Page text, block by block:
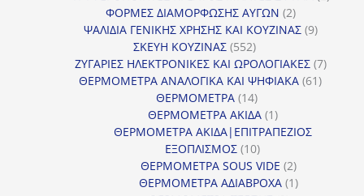
ΦΟΡΜΕΣ ΔΙΑΜΟΡΦΩΣΗΣ ΑΥΓΩΝ 22
προϊόντα
ΨΑΛΙΔΙΑ ΓΕΝΙΚΗΣ ΧΡΗΣΗΣ ΚΑΙ ΚΟΥΖΙΝΑΣ 99
ΣΚΕΥΗ ΚΟΥΖΙΝΑΣ 552552
προϊόντα
ΖΥΓΑΡΙΕΣ ΗΛΕΚΤΡΟΝΙΚΕΣ ΚΑΙ ΩΡΟΛΟΓΙΑΚΕΣ 77
ΘΕΡΜΟΜΕΤΡΑ ΑΝΑΛΟΓΙΚΑ ΚΑΙ ΨΗΦΙΑΚΑ 6161
ΘΕΡΜΟΜΕΤΡΑ 1414
προϊόντα
ΘΕΡΜΟΜΕΤΡΑ ΑΚΙΔΑ 11
προϊόν
ΘΕΡΜΟΜΕΤΡΑ ΑΚΙΔΑ|ΕΠΙΤΡΑΠΕΖΙΟΣ
ΕΞΟΠΛΙΣΜΟΣ 1010
προϊόντα
ΘΕΡΜΟΜΕΤΡΑ SOUS VIDE 22
προϊόντα
ΘΕΡΜΟΜΕΤΡΑ ΑΔΙΑΒΡΟΧΑ 11